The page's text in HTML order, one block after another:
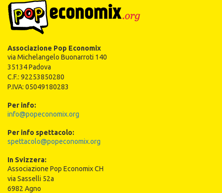
Associazione Pop Economix
via Michelangelo Buonarroti 140
35134 Padova
C.F.: 92253850280
P.IVA: 05049180283
Per info:
info@popeconomix.org
Per info spettacolo:
spettacolo@popeconomix.org
In Svizzera:
Associazione Pop Economix CH
via Sasselli 52a
6982 Agno